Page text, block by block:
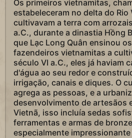
Os primeiros vietnamitas,
estabeleceram no delta do Rio
cultivavam a terra com
a.C., durante a dinastia Hồng
que Lạc Long Quân ensinou
fazendeiros vietnamitas a
século VI a.C., eles já haviam
d'água ao seu redor e
irrigação, canais e diques. O
agrega as pessoas, e a
desenvolvimento de artesãos
Vietnã, isso incluía sedas
ferramentas e armas de
especialmente